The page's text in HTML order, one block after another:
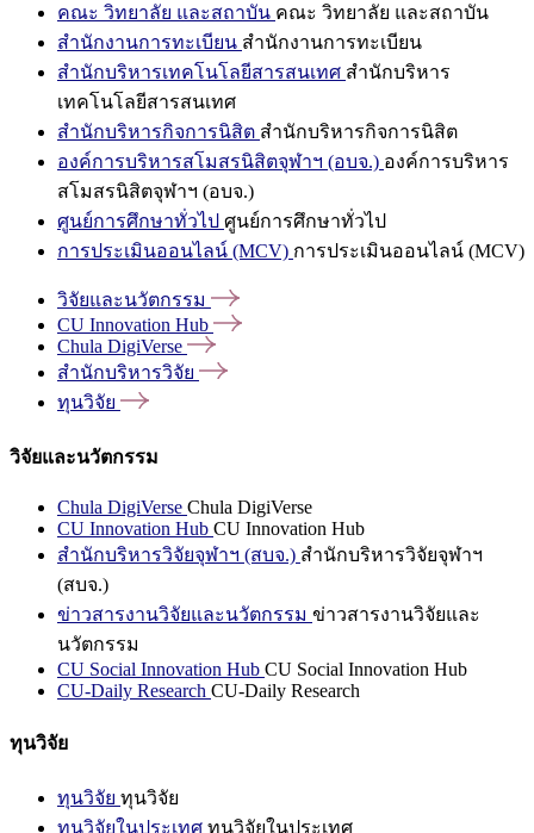
คณะ วิทยาลัย และสถาบัน คณะ วิทยาลัย และสถาบัน
สำนักงานการทะเบียน สำนักงานการทะเบียน
สำนักบริหารเทคโนโลยีสารสนเทศ สำนักบริหาร
เทคโนโลยีสารสนเทศ
สำนักบริหารกิจการนิสิต สำนักบริหารกิจการนิสิต
องค์การบริหารสโมสรนิสิตจุฬาฯ (อบจ.) องค์การบริหาร
สโมสรนิสิตจุฬาฯ (อบจ.)
ศูนย์การศึกษาทั่วไป ศูนย์การศึกษาทั่วไป
การประเมินออนไลน์ (MCV) การประเมินออนไลน์ (MCV)
วิจัยและนวัตกรรม
CU Innovation Hub
Chula DigiVerse
สำนักบริหารวิจัย
ทุนวิจัย
วิจัยและนวัตกรรม
Chula DigiVerse Chula DigiVerse
CU Innovation Hub CU Innovation Hub
สำนักบริหารวิจัยจุฬาฯ (สบจ.) สำนักบริหารวิจัยจุฬาฯ
(สบจ.)
ข่าวสารงานวิจัยและนวัตกรรม ข่าวสารงานวิจัยและ
นวัตกรรม
CU Social Innovation Hub CU Social Innovation Hub
CU-Daily Research CU-Daily Research
ทุนวิจัย
ทุนวิจัย ทุนวิจัย
ทุนวิจัยในประเทศ ทุนวิจัยในประเทศ